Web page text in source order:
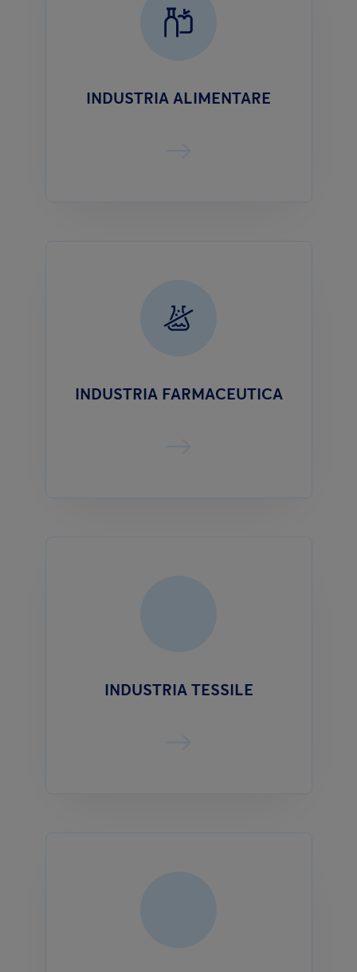
INDUSTRIA ALIMENTARE
INDUSTRIA FARMACEUTICA
INDUSTRIA TESSILE